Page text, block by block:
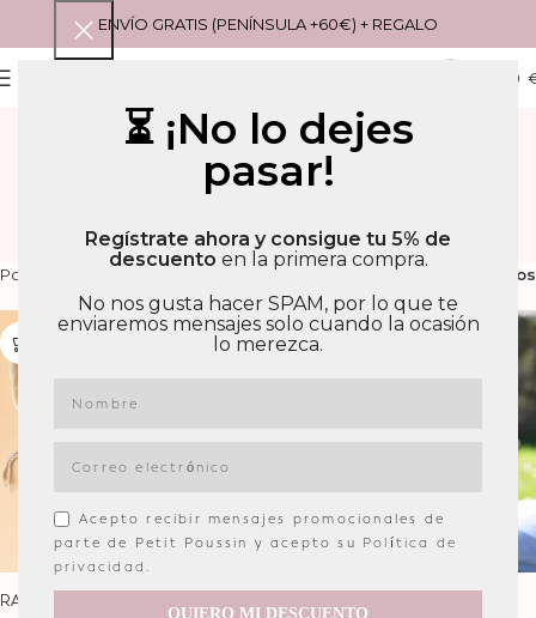
⏳ ¡No lo dejes
pasar!
Regístrate ahora y consigue tu 5% de
descuento en la primera compra.
No nos gusta hacer SPAM, por lo que te
enviaremos mensajes solo cuando la ocasión
lo merezca.
Acepto recibir mensajes promocionales de
parte de Petit Poussin y acepto su Política de
privacidad .
QUIERO MI DESCUENTO
ENVÍO GRATIS (PENÍNSULA +60€) + REGALO
0,00
RESULTADOS DE
BÚSQUEDA: “VICHY” –
PÁGINA 3
Portada Página 3 Filtros
RANITA BAILARINA VICHY
-12%